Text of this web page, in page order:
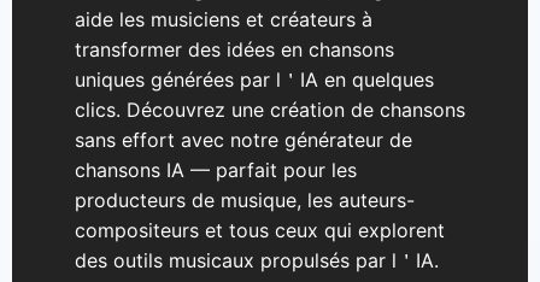
aide les musiciens et créateurs à
transformer des idées en chansons
uniques générées par l＇IA en quelques
clics. Découvrez une création de chansons
sans effort avec notre générateur de
chansons IA — parfait pour les
producteurs de musique, les auteurs-
compositeurs et tous ceux qui explorent
des outils musicaux propulsés par l＇IA.